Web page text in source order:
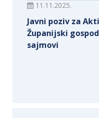
11.11.2025.
Javni poziv za
Županijski
sajmovi